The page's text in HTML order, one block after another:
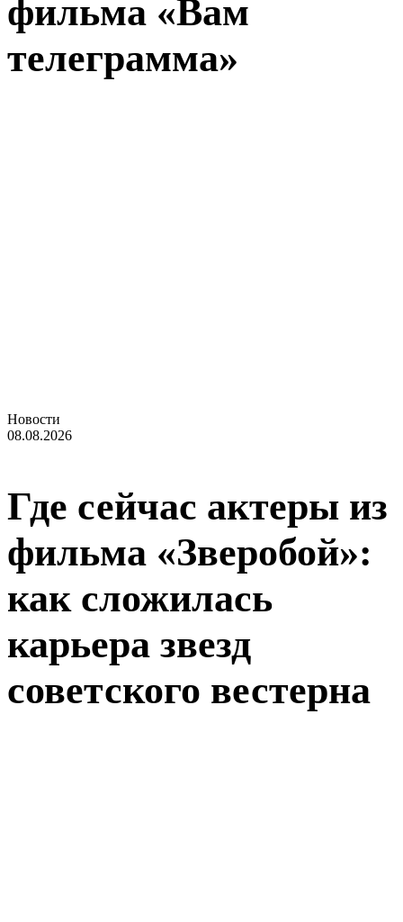
фильма «Вам
телеграмма»
Новости
08.08.2026
Где сейчас актеры из
фильма «Зверобой»:
как сложилась
карьера звезд
советского вестерна